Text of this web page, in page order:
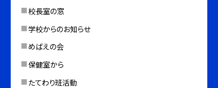
校長室の窓
学校からのお知らせ
めばえの会
保健室から
たてわり班活動